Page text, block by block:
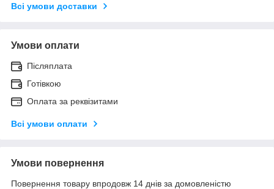
Всі умови доставки
Умови оплати
Післяплата
Готівкою
Оплата за реквізитами
Всі умови оплати
Умови повернення
Повернення товару впродовж 14 днів за домовленістю